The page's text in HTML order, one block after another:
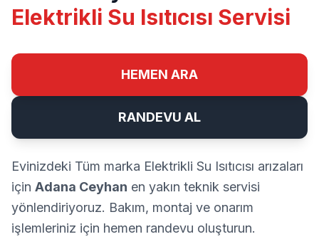
Elektrikli Su Isıtıcısı Servisi
HEMEN ARA
RANDEVU AL
Evinizdeki Tüm marka Elektrikli Su Isıtıcısı arızaları
için Adana Ceyhan en yakın teknik servisi
yönlendiriyoruz. Bakım, montaj ve onarım
işlemleriniz için hemen randevu oluşturun.